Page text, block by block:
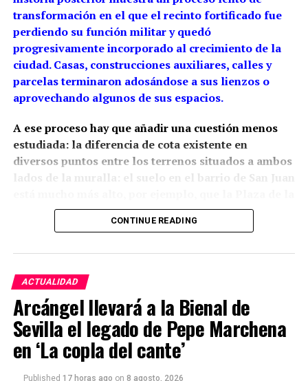
transformación en el que el recinto fortificado fue
perdiendo su función militar y quedó
progresivamente incorporado al crecimiento de la
ciudad. Casas, construcciones auxiliares, calles y
parcelas terminaron adosándose a sus lienzos o
aprovechando algunos de sus espacios.
A ese proceso hay que añadir una cuestión menos
estudiada: la diferencia de cota existente en
diversos puntos entre los terrenos situados a ambos
lados de la muralla: el suelo en el barrio de San Juan
Constitución.La arqueología ha demostrado que
esta relación con el relieve estaba presente desde la
rellenos, excavaciones y modificaciones urbanas.
Siglo XIII: una muralla adaptada
al relieve
CONTINUE READING
ACTUALIDAD
Arcángel llevará a la Bienal de
Sevilla el legado de Pepe Marchena
en ‘La copla del cante’
Published 17 horas ago on 8 agosto, 2026